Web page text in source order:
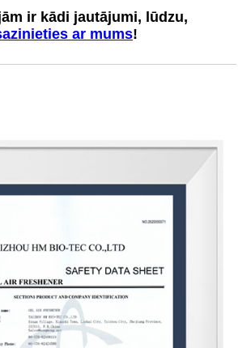
ir kādi jautājumi, lūdzu,
ar mums!